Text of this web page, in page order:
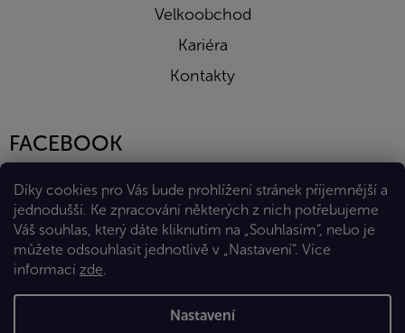
Díky cookies pro Vás bude prohlížení stránek příjemnější a
jednodušší. Ke zpracování některých z nich potřebujeme
Váš souhlas, který dáte kliknutím na „Souhlasím“, nebo je
můžete odsouhlasit jednotlivě v „Nastavení“. Více
informací zde.
Nastavení
Velkoobchod
Kariéra
Kontakty
FACEBOOK
Vytvořil Shoptet Premium